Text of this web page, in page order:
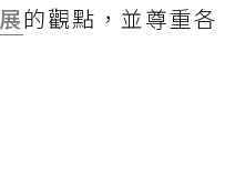
的觀點，並尊重各